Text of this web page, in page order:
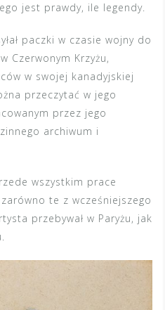
jest prawdy, ile legendy.
paczki w czasie wojny do
Czerwonym Krzyżu,
w swojej kanadyjskiej
przeczytać w jego
przez jego
archiwum i
wszystkim prace
te z wcześniejszego
przebywał w Paryżu, jak